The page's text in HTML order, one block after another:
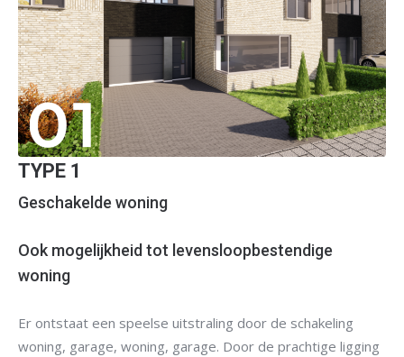
TYPE 1
Geschakelde woning
Ook mogelijkheid tot levensloopbestendige
woning
Er ontstaat een speelse uitstraling door de schakeling
woning, garage, woning, garage. Door de prachtige ligging